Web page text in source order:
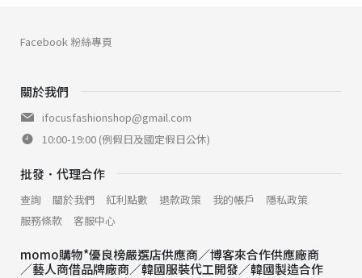
關於我們
ifocusfashionshop@gmail.com
10:00-19:00 (例假日及國定假日公休)
批發．代理合作
查詢 關於我們 紅利點數 退款政策 我的帳戶
隱私政策
服務條款
客服中心
momo購物*優良榜嚴選店供應商／博客來合作供應廠商
／藝人商借品牌廠商／韓國服裝代工開發／韓國製造合作
Facebook 粉絲專頁